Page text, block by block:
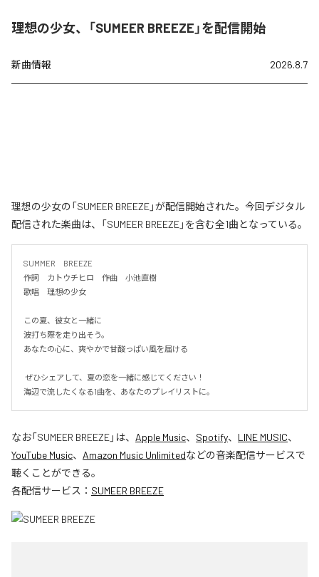
理想の少女、「SUMEER BREEZE」を配信開始
新曲情報 2026.8.7
理想の少女の「SUMEER BREEZE」が配信開始された。今回デジタル
配信された楽曲は、「SUMEER BREEZE」を含む全1曲となっている。
SUMMER　BREEZE
作詞　カトウチヒロ　作曲　小池直樹
歌唱　理想の少女
この夏、彼女と一緒に
波打ち際を走り出そう。
あなたの心に、爽やかで甘酸っぱい風を届ける
海辺で流したくなる1曲を、あなたのプレイリストに。
なお「SUMEER BREEZE」は、 Apple Music、 Spotify、 LINE MUSIC、
YouTube Music、 Amazon Music Unlimitedなどの音楽配信サービスで
聴くことができる。
各配信サービス： SUMEER BREEZE